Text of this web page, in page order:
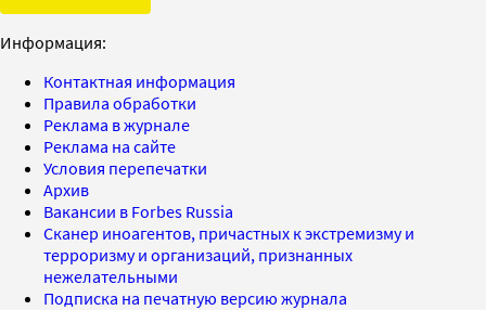
Информация:
Контактная информация
Правила обработки
Реклама в журнале
Реклама на сайте
Условия перепечатки
Архив
Вакансии в Forbes Russia
Сканер иноагентов, причастных к экстремизму и
терроризму и организаций, признанных
нежелательными
Подписка на печатную версию журнала